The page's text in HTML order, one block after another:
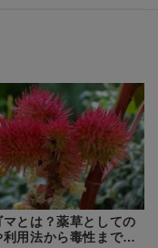
マとは？薬草としての
利用法から毒性までを